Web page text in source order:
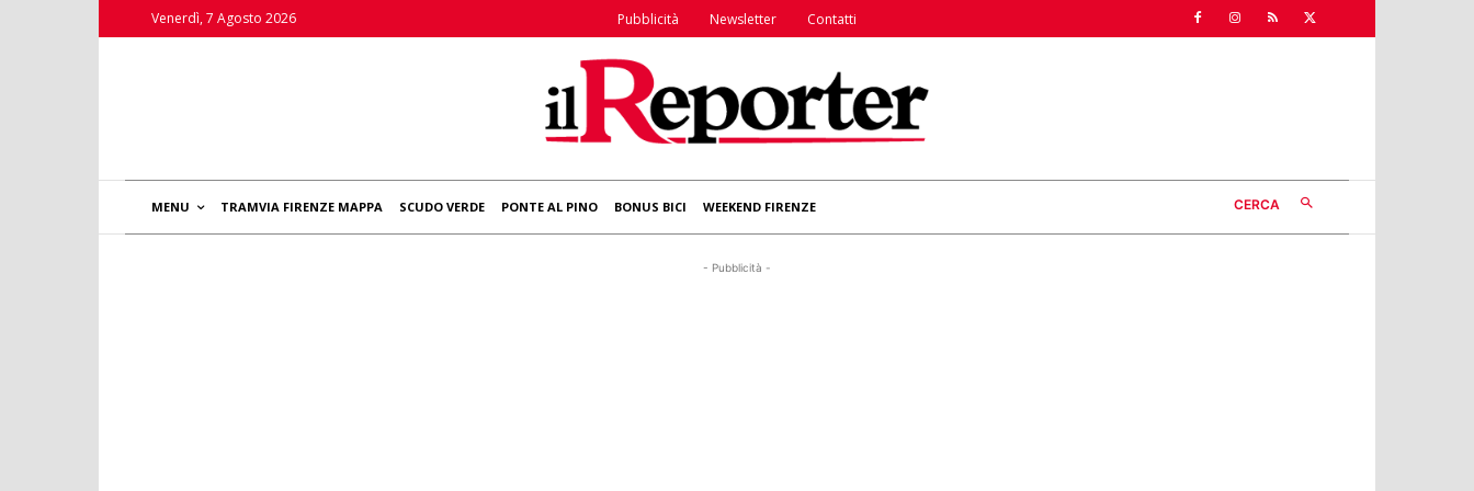
Venerdì, 7 Agosto 2026 Pubblicità Newsletter Contatti
MENU TRAMVIA FIRENZE MAPPA SCUDO VERDE PONTE AL PINO BONUS BICI WEEKEND FIRENZE CERCA
- Pubblicità -